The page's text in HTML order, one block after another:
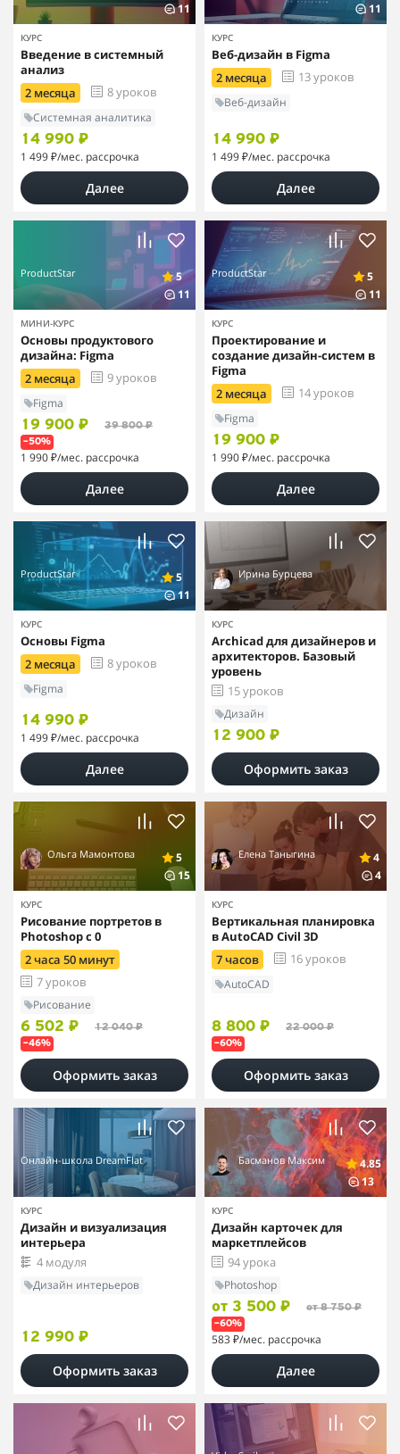
11
КУРС
Введение в системный
анализ
2 месяца
8 уроков
Системная аналитика
14 990 ₽
1 499 ₽/мес. рассрочка
Далее
11
КУРС
Веб-дизайн в Figma
2 месяца
13 уроков
Веб-дизайн
14 990 ₽
1 499 ₽/мес. рассрочка
Далее
ProductStar
5
11
МИНИ-КУРС
Основы продуктового
дизайна: Figma
2 месяца
9 уроков
Figma
19 900 ₽ 39 800 ₽
–50%
1 990 ₽/мес. рассрочка
Далее
ProductStar
5
11
КУРС
Проектирование и
создание дизайн-систем в
Figma
2 месяца
14 уроков
Figma
19 900 ₽
1 990 ₽/мес. рассрочка
Далее
ProductStar
5
11
КУРС
Основы Figma
2 месяца
8 уроков
Figma
14 990 ₽
1 499 ₽/мес. рассрочка
Далее
Ирина Бурцева
КУРС
Archicad для дизайнеров и
архитекторов. Базовый
уровень
15 уроков
Дизайн
12 900 ₽
Оформить заказ
Ольга Мамонтова
5
15
КУРС
Рисование портретов в
Photoshop с 0
2 часа 50 минут
7 уроков
Рисование
6 502 ₽ 12 040 ₽
–46%
Оформить заказ
Елена Таныгина
4
4
КУРС
Вертикальная планировка
в AutoCAD Civil 3D
7 часов
16 уроков
AutoCAD
8 800 ₽ 22 000 ₽
–60%
Оформить заказ
Онлайн-школа DreamFlat
КУРС
Дизайн и визуализация
интерьера
4 модуля
Дизайн интерьеров
12 990 ₽
Оформить заказ
Басманов Максим
4.85
13
КУРС
Дизайн карточек для
маркетплейсов
94 урока
Photoshop
от 3 500 ₽ от 8 750 ₽
–60%
583 ₽/мес. рассрочка
Далее